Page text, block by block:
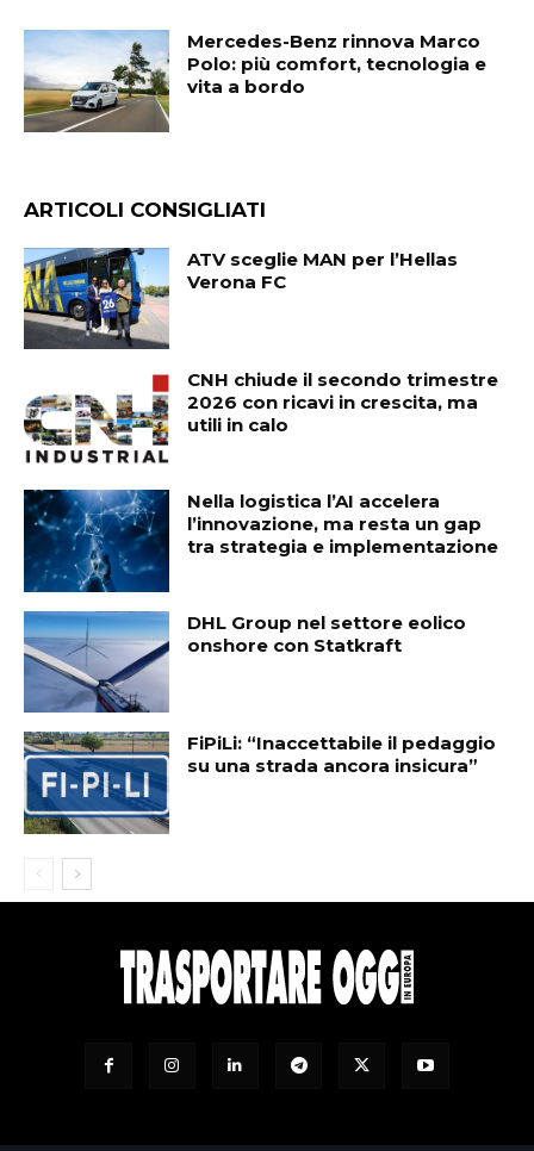
Mercedes-Benz rinnova Marco
Polo: più comfort, tecnologia e
vita a bordo
ARTICOLI CONSIGLIATI
ATV sceglie MAN per l’Hellas
Verona FC
CNH chiude il secondo trimestre
2026 con ricavi in crescita, ma
utili in calo
Nella logistica l’AI accelera
l’innovazione, ma resta un gap
tra strategia e implementazione
DHL Group nel settore eolico
onshore con Statkraft
FiPiLi: “Inaccettabile il pedaggio
su una strada ancora insicura”